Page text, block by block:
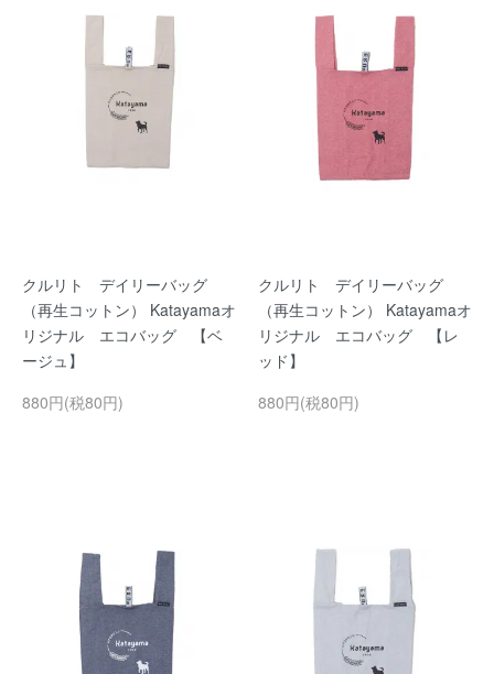
クルリト デイリーバッグ
（再生コットン） Katayamaオ
リジナル エコバッグ 【ベ
ージュ】
880円(税80円)
クルリト デイリーバッグ
（再生コットン） Katayamaオ
リジナル エコバッグ 【レ
ッド】
880円(税80円)